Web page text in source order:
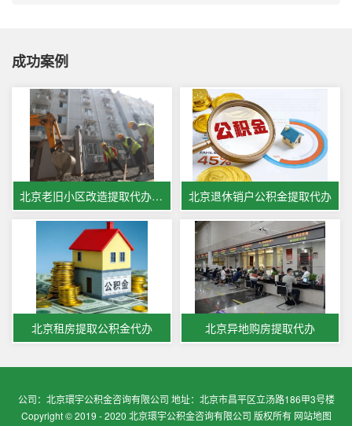
成功案例
北京老旧小区改造提取代办公积金 北京退休销户公积金提取代办
北京租房提取公积金代办 北京异地购房提取代办
公司：北京環宇公积金咨询有限公司 地址：北京市昌平区立汤路186甲3号楼
Copyright © 2019 - 2020 北京環宇公积金咨询有限公司 版权所有 网站地图